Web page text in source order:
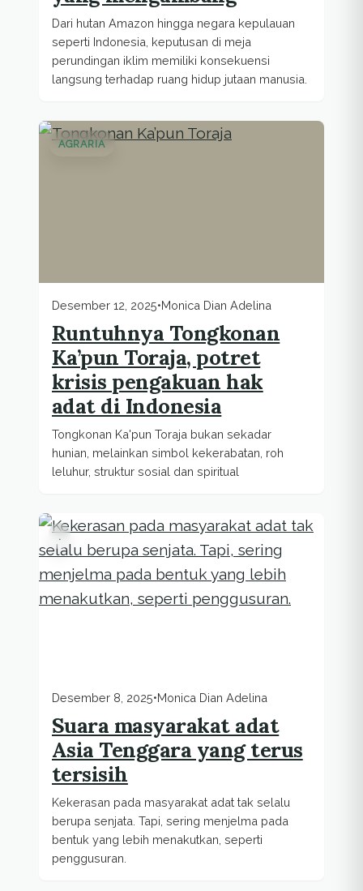
Dari hutan Amazon hingga negara kepulauan
seperti Indonesia, keputusan di meja
perundingan iklim memiliki konsekuensi
langsung terhadap ruang hidup jutaan manusia.
AGRARIA
Desember 12, 2025•Monica Dian Adelina
Runtuhnya Tongkonan
Ka’pun Toraja, potret
krisis pengakuan hak
adat di Indonesia
Tongkonan Ka'pun Toraja bukan sekadar
hunian, melainkan simbol kekerabatan, roh
leluhur, struktur sosial dan spiritual
.
Desember 8, 2025•Monica Dian Adelina
Suara masyarakat adat
Asia Tenggara yang terus
tersisih
Kekerasan pada masyarakat adat tak selalu
berupa senjata. Tapi, sering menjelma pada
bentuk yang lebih menakutkan, seperti
penggusuran.